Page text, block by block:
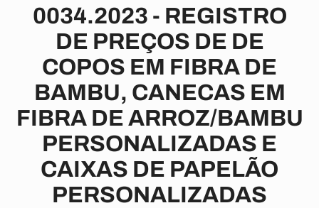
0034.2023 - REGISTRO
DE PREÇOS DE DE
COPOS EM FIBRA DE
BAMBU, CANECAS EM
FIBRA DE ARROZ/BAMBU
PERSONALIZADAS E
CAIXAS DE PAPELÃO
PERSONALIZADAS